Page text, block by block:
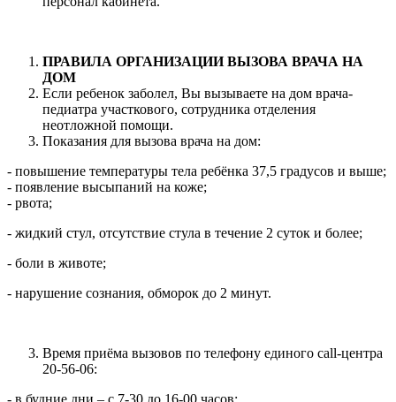
ПРАВИЛА ОРГАНИЗАЦИИ ВЫЗОВА ВРАЧА НА
ДОМ
Если ребенок заболел, Вы вызываете на дом врача-
педиатра участкового, сотрудника отделения
неотложной помощи.
Показания для вызова врача на дом:
- повышение температуры тела ребёнка 37,5 градусов и выше;
- появление высыпаний на коже;
- рвота;
- жидкий стул, отсутствие стула в течение 2 суток и более;
- боли в животе;
- нарушение сознания, обморок до 2 минут.
Время приёма вызовов по телефону единого call-центра
20-56-06:
- в будние дни – с 7-30 до 16-00 часов;